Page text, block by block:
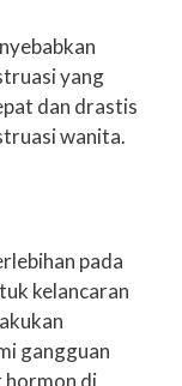
yang
dan drastis
wanita.
pada
kelancaran
gangguan